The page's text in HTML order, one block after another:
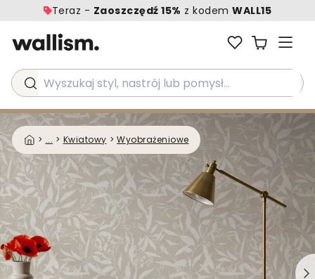
Teraz - Zaoszczędź 15% z kodemWALL15
Wyszukaj styl, nastrój lub pomysł...
> ... > Kwiatowy > Wyobrażeniowe